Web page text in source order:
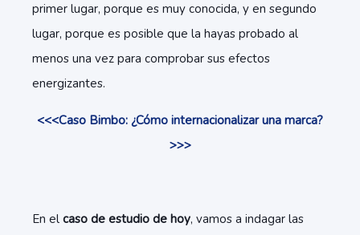
primer lugar, porque es muy conocida, y en segundo
lugar, porque es posible que la hayas probado al
menos una vez para comprobar sus efectos
energizantes.
<<<Caso Bimbo: ¿Cómo internacionalizar una marca?
>>>
En el caso de estudio de hoy, vamos a indagar las